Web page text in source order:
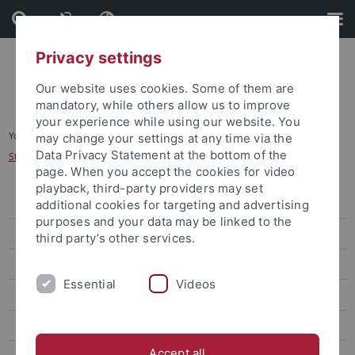
Skip
to
content
Skip
to
footer
You are here: Startseite
...
Studienfinanzierung für internationale Studierende
Degree-seeking students
Studienangebot für internationale Studierende
Studienanfang für internationale Studierende
Privacy settings
Our website uses cookies. Some of them are
mandatory, while others allow us to improve
your experience while using our website. You
may change your settings at any time via the
Data Privacy Statement at the bottom of the
page. When you accept the cookies for video
playback, third-party providers may set
additional cookies for targeting and advertising
purposes and your data may be linked to the
third party’s other services.
Essential Videos